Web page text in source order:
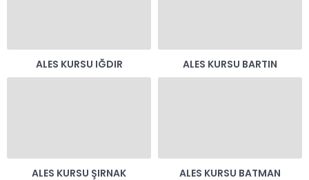
ALES KURSU IĞDIR ALES KURSU BARTIN
ALES KURSU ŞIRNAK ALES KURSU BATMAN